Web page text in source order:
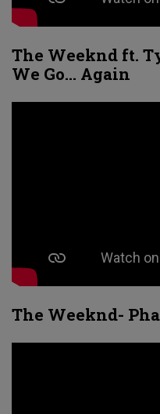
The Weeknd ft.
We Go… Again
The Weeknd-